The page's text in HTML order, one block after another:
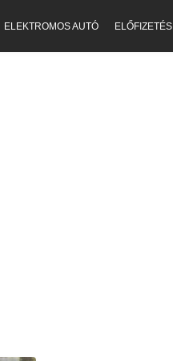
ELEKTROMOS AUTÓ ELŐFIZETÉS